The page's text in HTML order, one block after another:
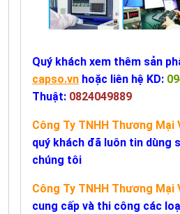
Quý khách xem thêm sản
capso.vn hoặc liên hệ KD:
Thuật: 0824049889
Công Ty TNHH Thương Mại
quý khách đã luôn tin dùng
chúng tôi
Công Ty TNHH Thương Mại
cung cấp và thi công các